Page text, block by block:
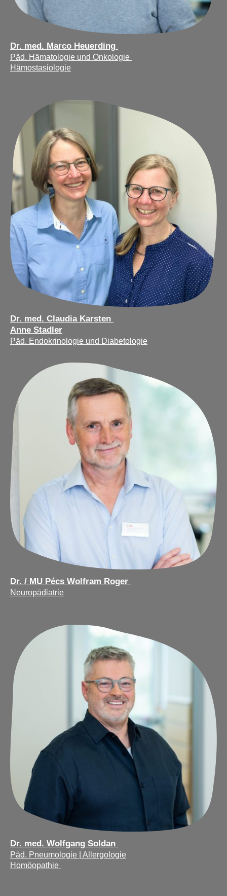
Dr. med. Marco Heuerding
Päd. Hämatologie und Onkologie
Hämostasiologie
Dr. med. Claudia Karsten
Anne Stadler
Päd. Endokrinologie und Diabetologie
Dr. / MU Pécs Wolfram Roger
Neuropädiatrie
Dr. med. Wolfgang Soldan
Päd. Pneumologie | Allergologie
Homöopathie